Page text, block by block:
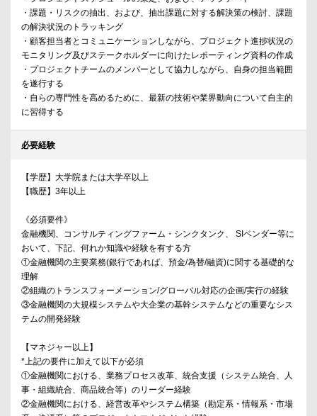
・課題・リスクの抽出、および、抽出課題に対する解決策の検討、課題
の解決状況のトラッキング
・顧客担当者とコミュニケーションしながら、プロジェクト進捗状況の
モニタリング及びステークホルダーに向けたレポーティング資料の作成
・プロジェクトチームのメンバーとして協力しながら、自身の担当範囲
を遂行する
・自らの専門性を高めるために、最新の技術や業界動向について自主的
に習得する
必要経験
【学歴】大学院または大学卒以上
【職歴】3年以上
《必須要件》
金融機関、コンサルティングファーム・シンクタンク、 SIベンダー等に
おいて、下記、何れか知識や経験を有する方
①金融機関の主要業務(銀行であれば、預金/為替/融資)に関する基礎的な
理解
②組織のトランスフォーメーション/グローバル対応の企画/実行の経験
③金融機関の大規模システムや大企業の基幹システムなどの重要なシス
テムの開発経験
【マネジャー以上】
*上記の要件に加えて以下が必須
①金融機関における、業務プロセス改革、統合支援（システム統合、人
事・組織統合、商品統合等）のリーダー経験
②金融機関における、経営改革やシステム構築（勘定系・情報系・市場